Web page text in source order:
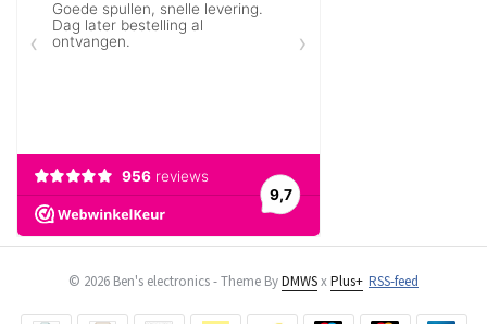
© 2026 Ben's electronics - Theme ByDMWSxPlus+ RSS-feed